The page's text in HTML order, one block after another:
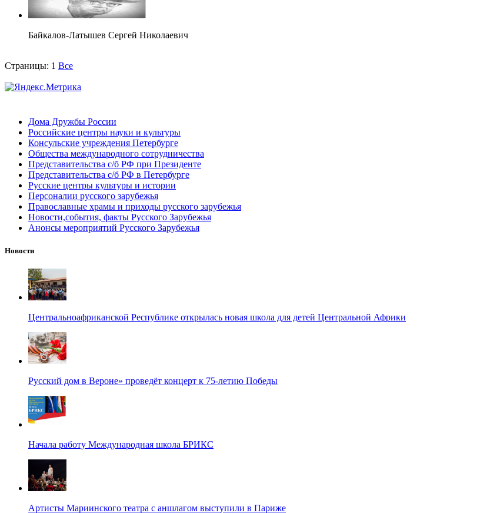
Байкалов-Латышев Сергей Николаевич
Страницы: 1 Все
Дома Дружбы России
Российские центры науки и культуры
Консульские учреждения Петербурге
Общества международного сотрудничества
Представительства с/б РФ при Президенте
Представительства с/б РФ в Петербурге
Русские центры культуры и истории
Персоналии русского зарубежья
Православные храмы и приходы русского зарубежья
Новости,события, факты Русского Зарубежья
Анонсы мероприятий Русского Зарубежья
Новости
Центральноафриканской Республике открылась новая школа для детей Центральной Африки
Русский дом в Вероне» проведёт концерт к 75-летию Победы
Начала работу Международная школа БРИКС
Артисты Мариинского театра с аншлагом выступили в Париже